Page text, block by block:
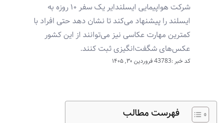
شرکت هواپیمایی ایسلندایر یک سفر ۱۰ روزه به
ایسلند را پیشنهاد می‌کند تا نشان دهد حتی افراد با
کمترین مهارت عکاسی نیز می‌توانند از این کشور
عکس‌های شگفت‌انگیزی ثبت کنند.
کد خبر :43783 فروردین ۳۰, ۱۴۰۵
فهرست مطالب